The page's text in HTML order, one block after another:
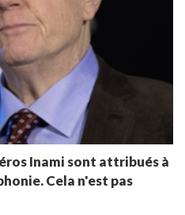
Inami sont attribués à
Cela n'est pas